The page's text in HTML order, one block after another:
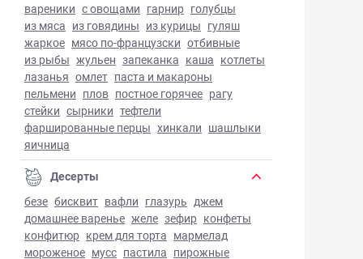
вареники с овощами гарнир голубцы
из мяса из говядины из курицы гуляш
жаркое мясо по-французски отбивные
из рыбы жульен запеканка каша котлеты
лазанья омлет паста и макароны
пельмени плов постное горячее рагу
стейки сырники тефтели
фаршированные перцы хинкали шашлыки
яичница
Десерты
безе бисквит вафли глазурь джем
домашнее варенье желе зефир конфеты
конфитюр крем для торта мармелад
мороженое мусс пастила пирожные